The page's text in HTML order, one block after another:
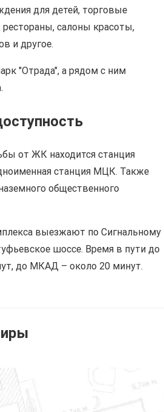
для детей, торговые
салоны красоты,
и другое.
"Отрада", а рядом с ним
от ЖК находится станция
станция МЦК. Также
общественного
выезжают по Сигнальному
шоссе. Время в пути до
до МКАД – около 20 минут.